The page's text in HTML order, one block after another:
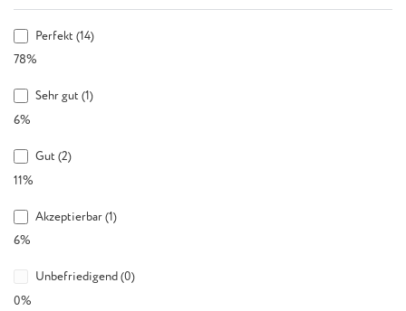
Perfekt (14)
78%
Sehr gut (1)
6%
Gut (2)
11%
Akzeptierbar (1)
6%
Unbefriedigend (0)
0%